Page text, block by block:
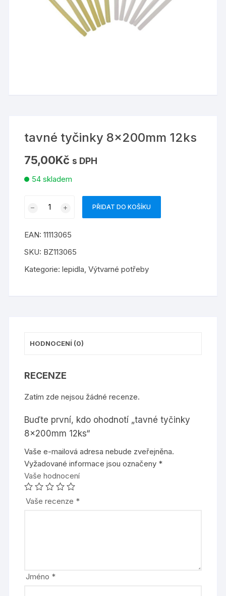
tavné tyčinky 8x200mm 12ks
75,00Kč s DPH
54 skladem
12ks
množství
PŘIDAT DO KOŠÍKU
EAN:11113065
SKU: BZ113065
Kategorie:lepidla ,Výtvarné potřeby
HODNOCENÍ (0)
RECENZE
Zatím zde nejsou žádné recenze.
Buďte první, kdo ohodnotí „tavné tyčinky
8x200mm 12ks“
Vaše e-mailová adresa nebude zveřejněna.
Vyžadované informace jsou označeny *
Vaše hodnocení
Vaše recenze *
Jméno *